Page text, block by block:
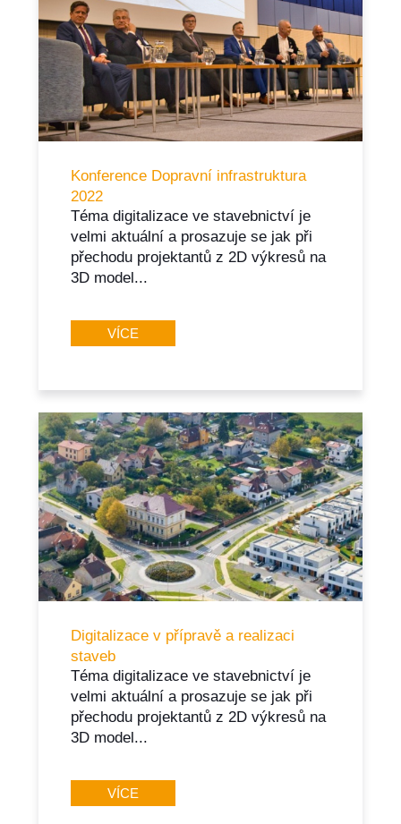
Konference Dopravní infrastruktura
2022
Téma digitalizace ve stavebnictví je
velmi aktuální a prosazuje se jak při
přechodu projektantů z 2D výkresů na
3D model...
VÍCE
Digitalizace v přípravě a realizaci
staveb
Téma digitalizace ve stavebnictví je
velmi aktuální a prosazuje se jak při
přechodu projektantů z 2D výkresů na
3D model...
VÍCE